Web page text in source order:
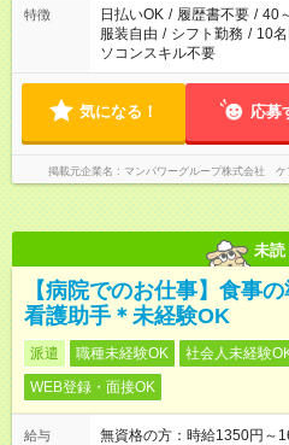
特徴 日払いOK / 履歴書不要 / 40
服装自由 / シフト勤務 / 10
ソコンスキル不要
気になる！ 応募
掲載元企業名 マンパワーグループ株式会社 ケ
未読
【病院でのお仕事】食事
看護助手＊未経験OK
派遣 職種未経験OK 社会人未経験
WEB登録・面接OK
給与
無資格の方：時給1350円～